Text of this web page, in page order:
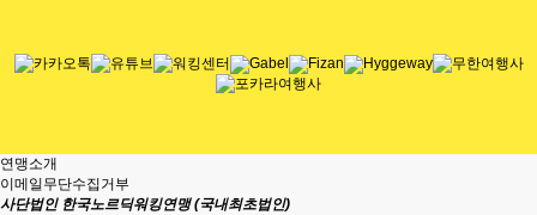
연맹소개
이메일무단수집거부
사단법인 한국노르딕워킹연맹 (국내최초법인)